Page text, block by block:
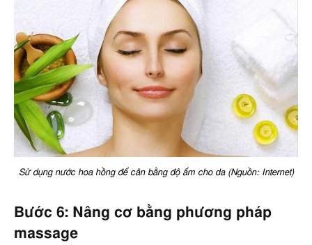
Sử dụng nước hoa hồng để cân bằng độ ẩm cho da (Nguồn: Internet)
Bước 6: Nâng cơ bằng phương pháp
massage